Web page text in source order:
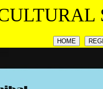
HOME